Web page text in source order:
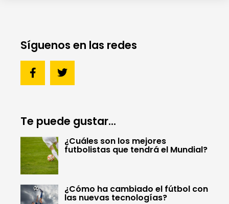
Síguenos en las redes
Te puede gustar...
¿Cuáles son los mejores
futbolistas que tendrá el Mundial?
¿Cómo ha cambiado el fútbol con
las nuevas tecnologías?